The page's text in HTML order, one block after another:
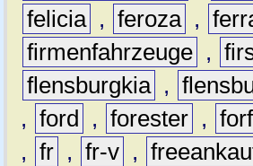
felicia , feroza ,
firmenfahrzeuge ,
flensburgkia ,
, ford , forester ,
, fr , fr-v ,